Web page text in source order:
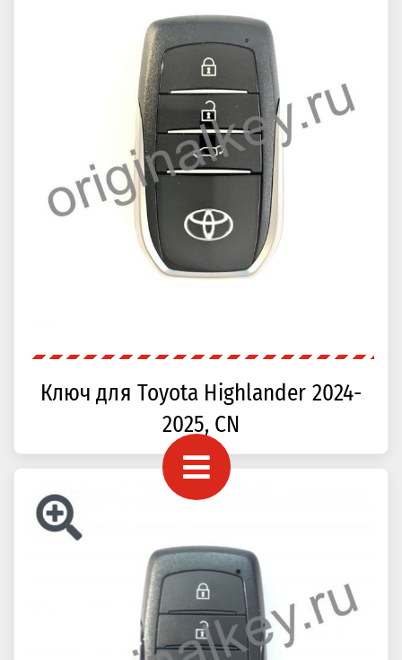
Ключ для Toyota Highlander 2024-
2025, CN